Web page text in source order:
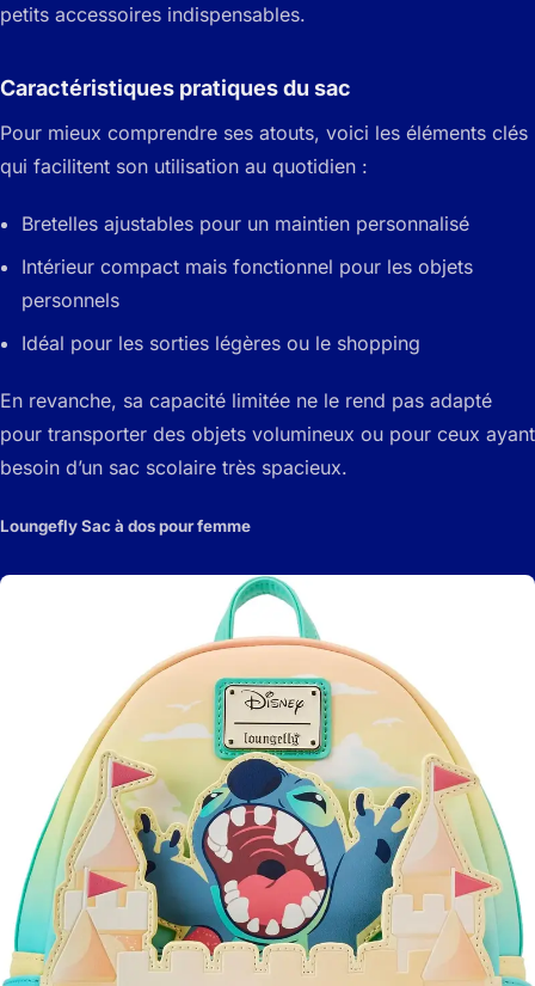
petits accessoires indispensables.
Caractéristiques pratiques du sac
Pour mieux comprendre ses atouts, voici les éléments clés
qui facilitent son utilisation au quotidien :
Bretelles ajustables pour un maintien personnalisé
Intérieur compact mais fonctionnel pour les objets
personnels
Idéal pour les sorties légères ou le shopping
En revanche, sa capacité limitée ne le rend pas adapté
pour transporter des objets volumineux ou pour ceux ayant
besoin d’un sac scolaire très spacieux.
Loungefly Sac à dos pour femme